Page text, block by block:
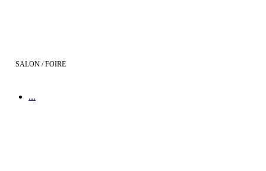
SALON / FOIRE
...